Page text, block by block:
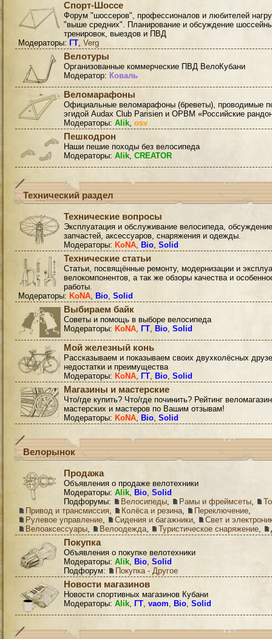
Спорт-Шоссе
Форум "шоссеров", профессионалов и любителей
"выше средних". Планирование и обсуждение
тренировок, выездов и ПВД
Модераторы: ГТ, Verg
Велотуры
Организованные коммерческие ПВД ВелоКубани
Модератор: Коваль
Веломарафоны
Официальные веломарафоны (бреветы), проводимые
эгидой Audax Club Parisien и ОРВМ «Российские
Модераторы: Alik, osv
Пешкодрон
Наши пешие походы без велосипеда
Модераторы: Alik, CREATOR
Технический раздел
Технические вопросы
Эксплуатация и обслуживание велосипеда, обсуждение
запчастей, аксессуаров, снаряжения и одежды.
Модераторы: KoNA, Bio, Solid
Технические статьи
Статьи, посвящённые ремонту, модернизации и
велокомпонентов, а так же обзоры качества и
работы.
Модераторы: KoNA, Bio, Solid
Выбираем байк
Советы и помощь в выборе велосипеда
Модераторы: KoNA, ГТ, Bio, Solid
Мой железный конь
Рассказываем и показываем своих двухколёсных
недостатки и преимущества
Модераторы: KoNA, ГТ, Bio, Solid
Магазины и мастерские
Что/где купить? Что/где починить? Рейтинг
мастерских и мастеров по Вашим отзывам!
Модераторы: KoNA, Bio, Solid
Велорынок
Продажа
Объявления о продаже велотехники
Модераторы: Alik, Bio, Solid
Подфорумы:
Велосипеды, Рамы и фреймсеты,
Привод и трансмиссия, Колёса и резина, Переключение,
Рулевое управление, Сидения и багажники,
Свет и
Велоаксессуары, Велоодежда, Туристическое снаряжение,
Покупка
Объявления о покупке велотехники
Модераторы: Alik, Bio, Solid
Подфорум:
Покупка - Другое
Новости магазинов
Новости спортивных магазинов Кубани
Модераторы: Alik, ГТ, vaom, Bio, Solid